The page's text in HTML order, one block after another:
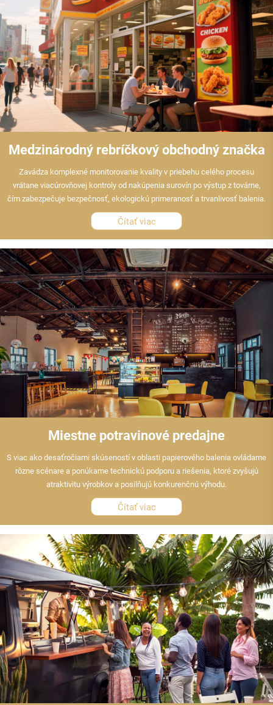
Medzinárodný rebríčkový obchodný značka
Zavádza komplexné monitorovanie kvality v priebehu celého procesu
vrátane viacúrovňovej kontroly od nakúpenia surovín po výstup z továrne,
čím zabezpečuje bezpečnosť, ekologickú primeranosť a trvanlivosť balenia.
Čítať viac
Miestne potravinové predajne
S viac ako desaťročiami skúseností v oblasti papierového balenia ovládame
rôzne scénare a ponúkame technickú podporu a riešenia, ktoré zvyšujú
atraktivitu výrobkov a posilňujú konkurenčnú výhodu.
Čítať viac